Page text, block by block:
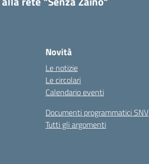
Novità
Le notizie
Le circolari
Calendario eventi
Documenti programmatici SNV
Tutti gli argomenti